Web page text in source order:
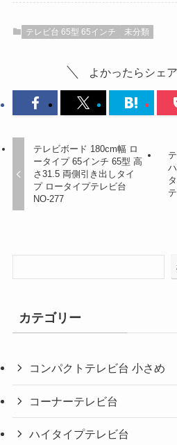
テレビ台 65型 65インチ 未分類
よかったらシェ
テレビボード 180cm幅 ロ
ータイプ 65インチ 65型 高
さ31.5 両側引き出しタイ
プ ロータイプテレビ台
NO-277
カテゴリー
コンパクトテレビ台 小さめ
コーナーテレビ台
ハイタイプテレビ台